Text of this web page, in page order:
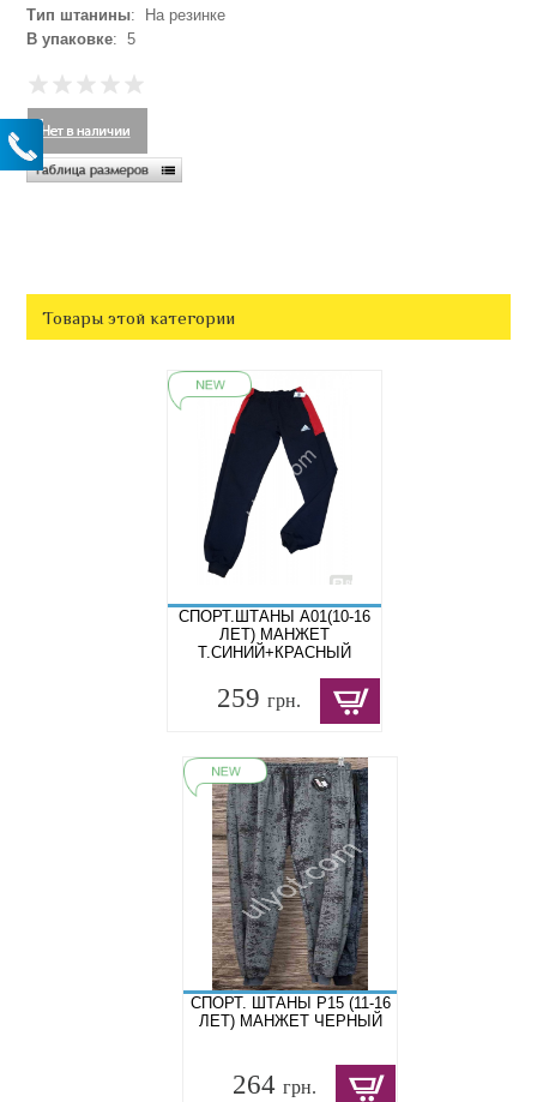
Тип штанины: На резинке
В упаковке: 5
Товары этой категории
СПОРТ.ШТАНЫ A01(10-16
ЛЕТ) МАНЖЕТ
Т.СИНИЙ+КРАСНЫЙ
259 грн.
СПОРТ. ШТАНЫ P15 (11-16
ЛЕТ) МАНЖЕТ ЧЕРНЫЙ
264 грн.